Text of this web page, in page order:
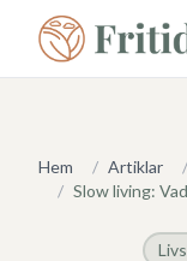
Hem / Artiklar /
/ Slow living: